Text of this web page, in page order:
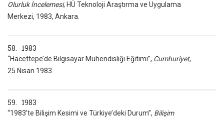
Olurluk İncelemesi, HÜ Teknoloji Araştırma ve Uygulama
Merkezi, 1983, Ankara.
58. 1983
“Hacettepe’de Bilgisayar Mühendisliği Eğitimi”, Cumhuriyet,
25 Nisan 1983.
59. 1983
“1983’te Bilişim Kesimi ve Türkiye’deki Durum”, Bilişim